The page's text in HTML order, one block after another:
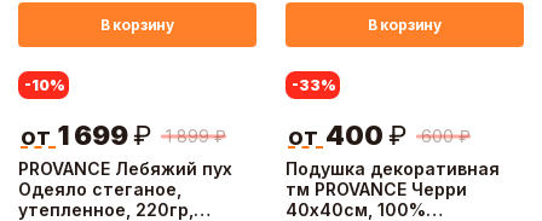
В корзину В корзину
PROVANCE Лебяжий пух
Одеяло стеганое,
утепленное, 220гр,
-10%
1 899 ₽
от 1 699₽
Подушка декоративная
тм PROVANCE Черри
40х40см, 100%
-33%
600 ₽
от 400 ₽